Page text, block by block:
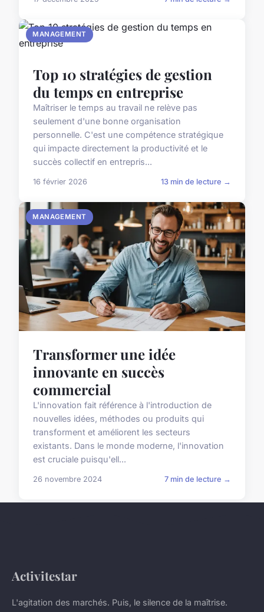
MANAGEMENT
Top 10 stratégies de gestion
du temps en entreprise
Maîtriser le temps au travail ne relève pas
seulement d'une bonne organisation
personnelle. C'est une compétence stratégique
qui impacte directement la productivité et le
succès collectif en entrepris...
16 février 2026 13 min de lecture →
MANAGEMENT
Transformer une idée
innovante en succès
commercial
L'innovation fait référence à l'introduction de
nouvelles idées, méthodes ou produits qui
transforment et améliorent les secteurs
existants. Dans le monde moderne, l'innovation
est cruciale puisqu'ell...
26 novembre 2024 7 min de lecture →
Activitestar
L'agitation des marchés. Puis, le silence de la maîtrise.